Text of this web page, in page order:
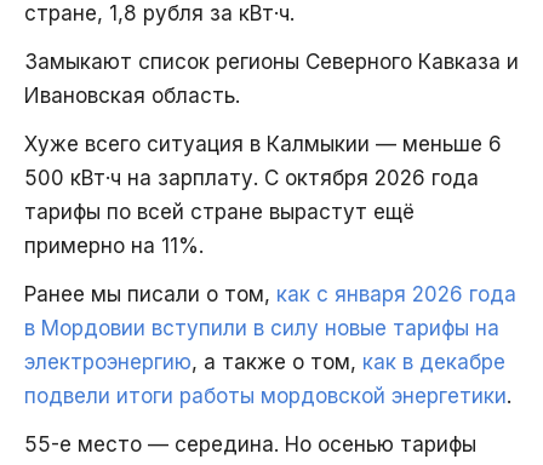
стране, 1,8 рубля за кВт·ч.
Замыкают список регионы Северного Кавказа и
Ивановская область.
Хуже всего ситуация в Калмыкии — меньше 6
500 кВт·ч на зарплату. С октября 2026 года
тарифы по всей стране вырастут ещё
примерно на 11%.
Ранее мы писали о том, как с января 2026 года
в Мордовии вступили в силу новые тарифы на
электроэнергию, а также о том, как в декабре
подвели итоги работы мордовской энергетики.
55-е место — середина. Но осенью тарифы